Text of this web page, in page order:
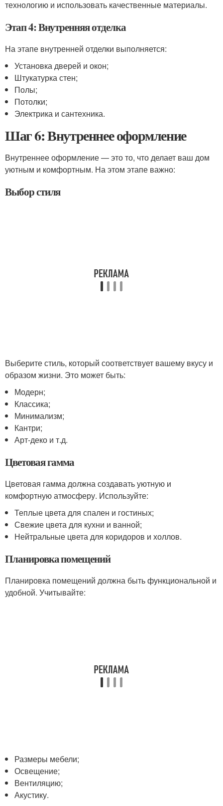
технологию и использовать качественные материалы.
Этап 4: Внутренняя отделка
На этапе внутренней отделки выполняется:
Установка дверей и окон;
Штукатурка стен;
Полы;
Потолки;
Электрика и сантехника.
Шаг 6: Внутреннее оформление
Внутреннее оформление — это то, что делает ваш дом
уютным и комфортным. На этом этапе важно:
Выбор стиля
Выберите стиль, который соответствует вашему вкусу и
образом жизни. Это может быть:
Модерн;
Классика;
Минимализм;
Кантри;
Арт-деко и т.д.
Цветовая гамма
Цветовая гамма должна создавать уютную и
комфортную атмосферу. Используйте:
Теплые цвета для спален и гостиных;
Свежие цвета для кухни и ванной;
Нейтральные цвета для коридоров и холлов.
Планировка помещений
Планировка помещений должна быть функциональной и
удобной. Учитывайте:
Размеры мебели;
Освещение;
Вентиляцию;
Акустику.